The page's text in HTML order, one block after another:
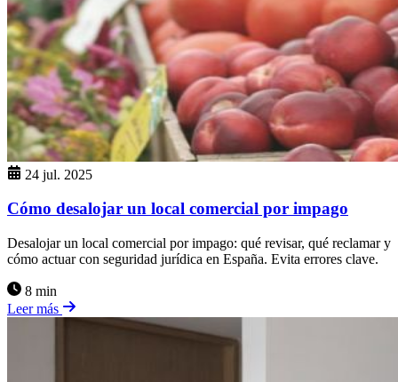
24 jul. 2025
Cómo desalojar un local comercial por impago
Desalojar un local comercial por impago: qué revisar, qué reclamar y
cómo actuar con seguridad jurídica en España. Evita errores clave.
8 min
Leer más